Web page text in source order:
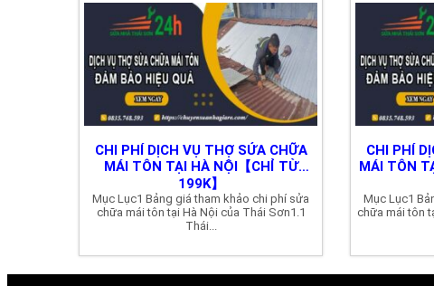
CHI PHÍ DỊCH VỤ THỢ SỬA CHỮA
MÁI TÔN TẠI HÀ NỘI【CHỈ TỪ
199K】
Mục Lục1 Bảng giá tham khảo chi phí sửa
chữa mái tôn tại Hà Nội của Thái Sơn1.1
Thái...
CHI PHÍ
MÁI TÔN
Mục Lục1
chữa mái tôn